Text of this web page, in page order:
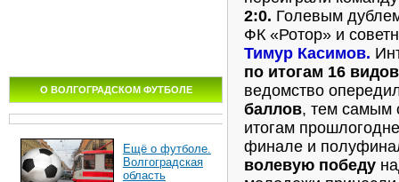
О ВОЛГОГРАДСКОМ ФУТБОЛЕ
Ещё о футболе.
Волгоградская
область
2:0. Голевым
ФК «Ротор» и
Тимур Касимов.
по итогам 16
ведомство
баллов, тем самым
итогам
финале и
волевую победу